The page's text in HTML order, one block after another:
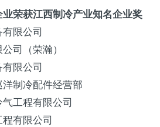
荣获江西制冷产业知名企业奖
限公司
司（荣瀚）
限公司
制冷配件经营部
工程有限公司
有限公司